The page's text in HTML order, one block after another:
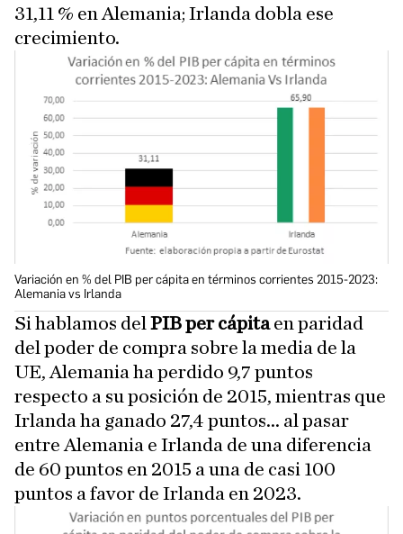
31,11 % en Alemania; Irlanda dobla ese
crecimiento.
Variación en % del PIB per cápita en términos corrientes 2015-2023:
Alemania vs Irlanda
Si hablamos del PIB per cápitaen paridad
del poder de compra sobre la media de la
UE, Alemania ha perdido 9,7 puntos
respecto a su posición de 2015, mientras que
Irlanda ha ganado 27,4 puntos... al pasar
entre Alemania e Irlanda de una diferencia
de 60 puntos en 2015 a una de casi 100
puntos a favor de Irlanda en 2023.